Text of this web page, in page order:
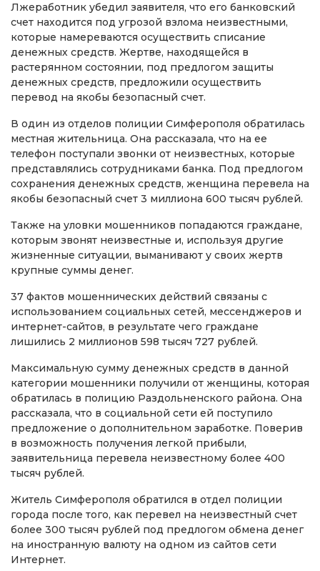
Лжеработник убедил заявителя, что его банковский
счет находится под угрозой взлома неизвестными,
которые намереваются осуществить списание
денежных средств. Жертве, находящейся в
растерянном состоянии, под предлогом защиты
денежных средств, предложили осуществить
перевод на якобы безопасный счет.
В один из отделов полиции Симферополя обратилась
местная жительница. Она рассказала, что на ее
телефон поступали звонки от неизвестных, которые
представлялись сотрудниками банка. Под предлогом
сохранения денежных средств, женщина перевела на
якобы безопасный счет 3 миллиона 600 тысяч рублей.
Также на уловки мошенников попадаются граждане,
которым звонят неизвестные и, используя другие
жизненные ситуации, выманивают у своих жертв
крупные суммы денег.
37 фактов мошеннических действий связаны с
использованием социальных сетей, мессенджеров и
интернет-сайтов, в результате чего граждане
лишились 2 миллионов 598 тысяч 727 рублей.
Максимальную сумму денежных средств в данной
категории мошенники получили от женщины, которая
обратилась в полицию Раздольненского района. Она
рассказала, что в социальной сети ей поступило
предложение о дополнительном заработке. Поверив
в возможность получения легкой прибыли,
заявительница перевела неизвестному более 400
тысяч рублей.
Житель Симферополя обратился в отдел полиции
города после того, как перевел на неизвестный счет
более 300 тысяч рублей под предлогом обмена денег
на иностранную валюту на одном из сайтов сети
Интернет.